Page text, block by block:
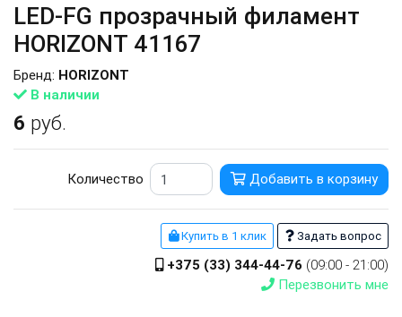
LED-FG прозрачный филамент
HORIZONT 41167
В наличии
Бренд: HORIZONT
6 руб.
Количество Добавить в корзину
Купить в 1 клик Задать вопрос
+375 (33) 344-44-76 (09:00 - 21:00)
Перезвонить мне